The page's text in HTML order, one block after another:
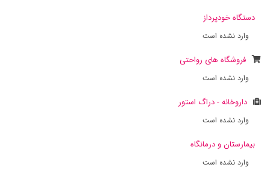
دستگاه خودپرداز
وارد نشده است
فروشگاه های رواحتی
وارد نشده است
داروخانه - دراگ استور
وارد نشده است
بیمارستان و درمانگاه
وارد نشده است